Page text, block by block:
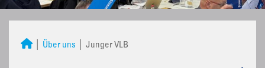
Über uns Junger VLB